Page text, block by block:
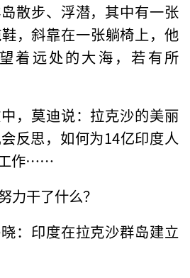
散步、浮潜，其中有一张
，斜靠在一张躺椅上，他
着远处的大海，若有所
，莫迪说：拉克沙的美丽
反思，如何为14亿印度人
工作……
力干了什么？
：印度在拉克沙群岛建立